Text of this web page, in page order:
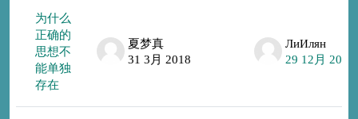
为什么
正确的
思想不
能单独
存在
夏梦真
31 3月 2018
ЛиИлян
29 12月 2023